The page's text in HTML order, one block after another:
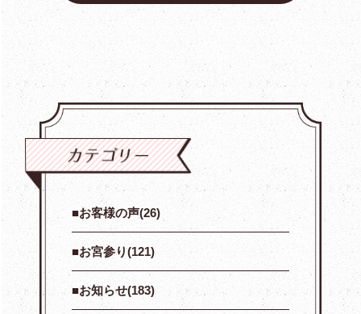
お客様の声(26)
お宮参り(121)
お知らせ(183)